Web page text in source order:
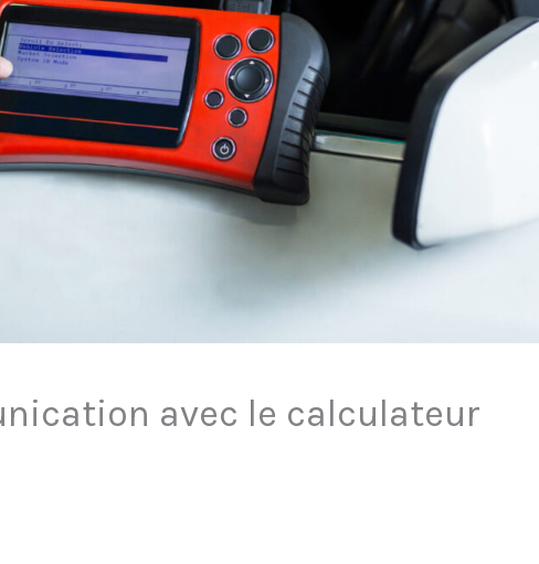
avec le calculateur